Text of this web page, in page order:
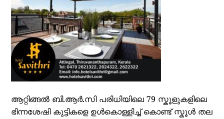
ആറ്റിങ്ങൽ ബി.ആർ.സി പരിധിയിലെ 79 സ്കൂളുകളിലെ
ഭിന്നശേഷി കുട്ടികളെ ഉൾകൊള്ളിച്ച് കൊണ്ട് സ്കൂൾ തല